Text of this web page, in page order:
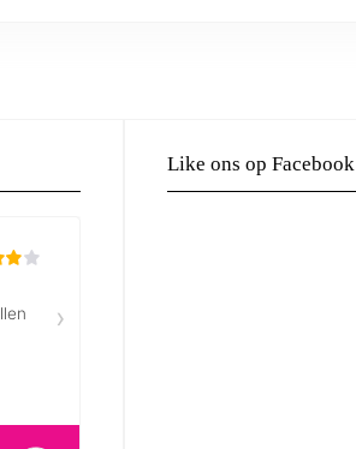
Like ons op Facebook